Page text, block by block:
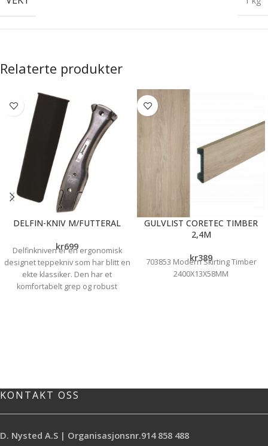
Relaterte produkter
DELFIN-KNIV M/FUTTERAL
kr699
Delfinkniven er en ergonomisk
designet teppekniv som har blitt en
ekte klassiker. Den har et
komfortabelt grep og robust
kan også kuttes i andre
GULVLIST CORETEC TIMBER
2,4M
kr389
703853 Modern Skirting Timber
2400X13X58MM
KONTAKT OSS
D. Nysted A.S | Organisasjonsnr.914 858 488